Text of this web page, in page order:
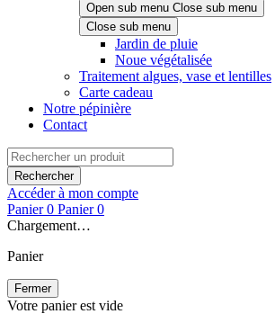
Open sub menu Close sub menu
Close sub menu
Jardin de pluie
Noue végétalisée
Traitement algues, vase et lentilles
Carte cadeau
Notre pépinière
Contact
Rechercher
Accéder à mon compte
Panier 0 Panier 0
Chargement…
Panier
Fermer
Votre panier est vide